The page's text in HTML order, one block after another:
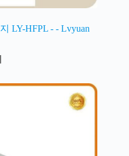
LY-HFPL - - Lvyuan